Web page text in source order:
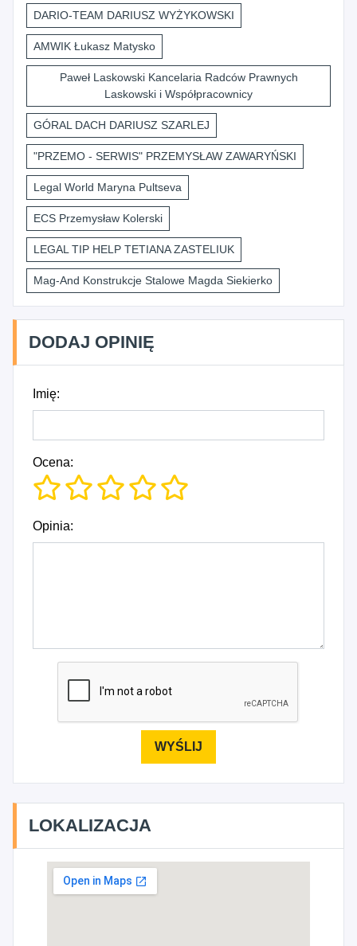
DARIO-TEAM DARIUSZ WYŻYKOWSKI
AMWIK Łukasz Matysko
Paweł Laskowski Kancelaria Radców Prawnych
Laskowski i Współpracownicy
GÓRAL DACH DARIUSZ SZARLEJ
"PRZEMO - SERWIS" PRZEMYSŁAW ZAWARYŃSKI
Legal World Maryna Pultseva
ECS Przemysław Kolerski
LEGAL TIP HELP TETIANA ZASTELIUK
Mag-And Konstrukcje Stalowe Magda Siekierko
DODAJ OPINIĘ
Imię:
Ocena:
Opinia:
LOKALIZACJA